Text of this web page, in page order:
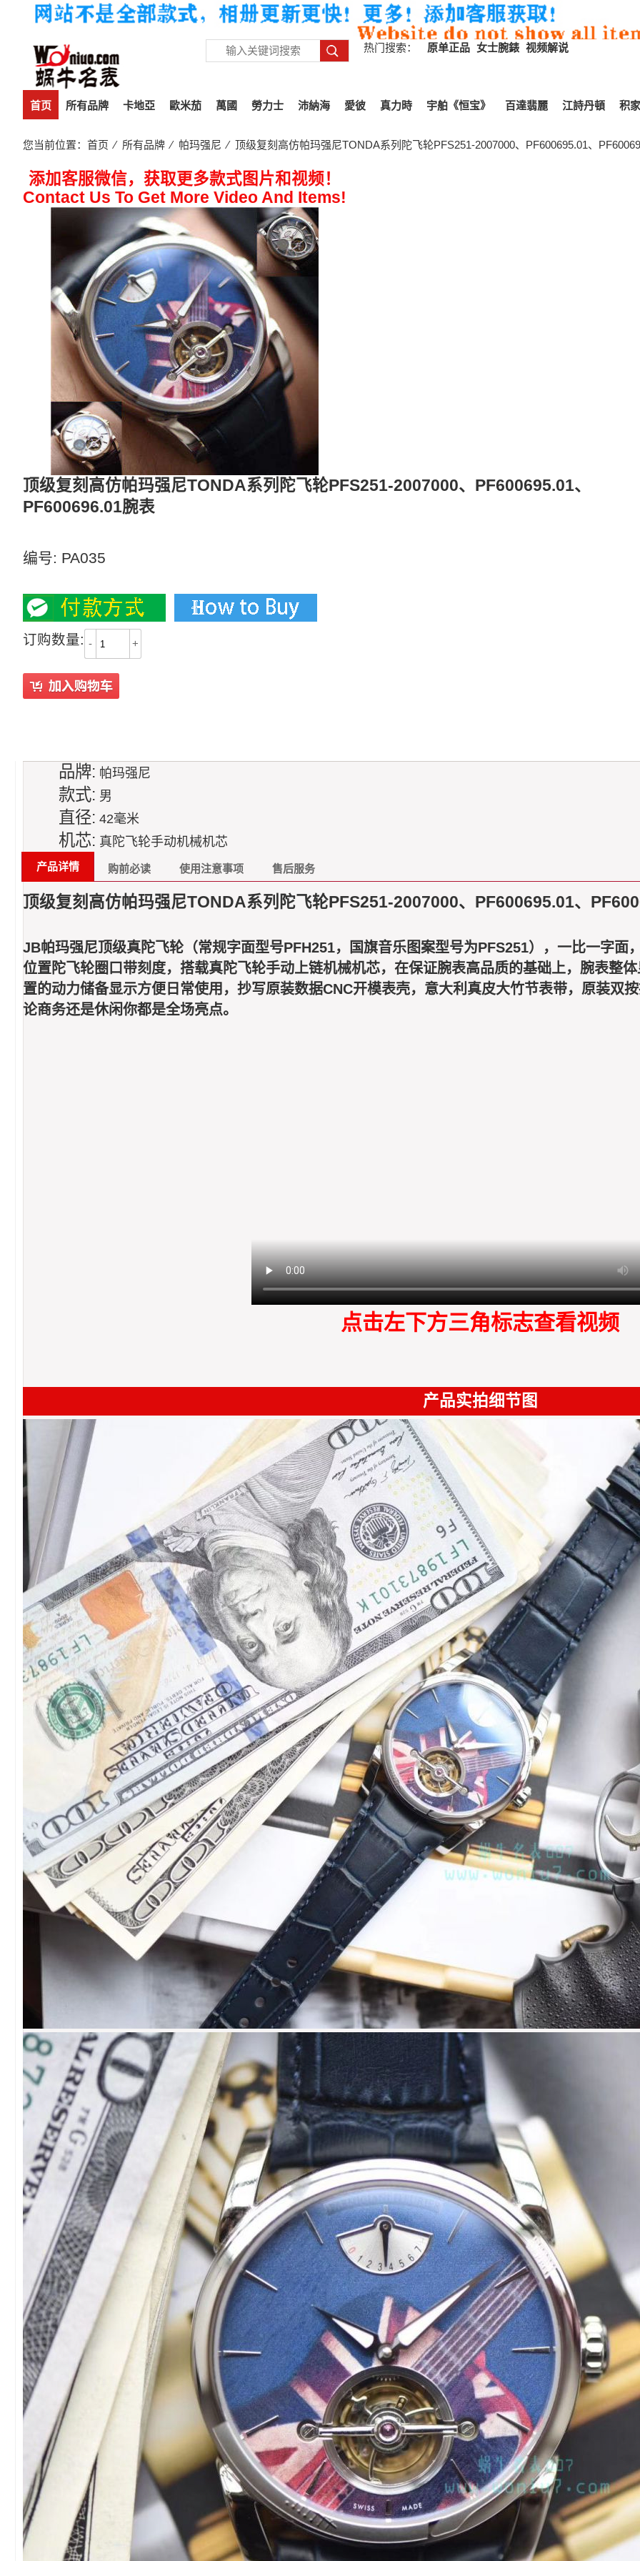
热门搜索： 原单正品 女士腕錶 视频解说
首页 所有品牌 卡地亞 歐米茄 萬國 勞力士 沛納海 愛彼 真力時 宇舶《恒宝》 百達翡麗 江詩丹頓 积家
您当前位置： 首页 ⁄ 所有品牌 ⁄ 帕玛强尼 ⁄ 顶级复刻高仿帕玛强尼TONDA系列陀飞轮PFS251-2007000、PF600695.01、
添加客服微信，获取更多款式图片和视频！
Contact Us To Get More Video And Items!
顶级复刻高仿帕玛强尼TONDA系列陀飞轮PFS251-2007000、PF600695.01、
PF600696.01腕表
编号: PA035
订购数量: - +
品牌: 帕玛强尼
款式: 男
直径: 42毫米
机芯: 真陀飞轮手动机械机芯
产品详情 购前必读 使用注意事项 售后服务
顶级复刻高仿帕玛强尼TONDA系列陀飞轮PFS251-2007000、PF600695.01、
JB帕玛强尼顶级真陀飞轮（常规字面型号PFH251，国旗音乐图案型号为PFS251），一比一字面
位置陀飞轮圈口带刻度，搭载真陀飞轮手动上链机械机芯，在保证腕表高品质的基础上，腕表整
置的动力储备显示方便日常使用，抄写原装数据CNC开模表壳，意大利真皮大竹节表带，原装双
论商务还是休闲你都是全场亮点。
点击左下方三角标志查看视频
产品实拍细节图